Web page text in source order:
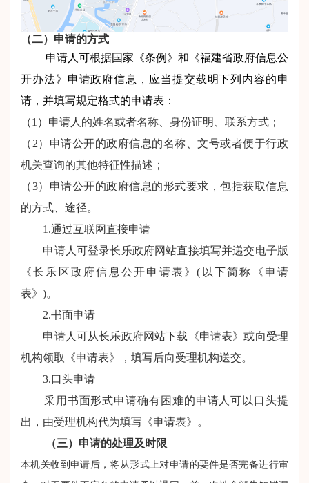
（二）申请的方式
申请人可根据国家《条例》和《福建省政府信息公
开办法》申请政府信息，应当提交载明下列内容的申
请，并填写规定格式的申请表：
（1）申请人的姓名或者名称、身份证明、联系方式；
（2）申请公开的政府信息的名称、文号或者便于行政
机关查询的其他特征性描述；
（3）申请公开的政府信息的形式要求，包括获取信息
的方式、途径。
1.通过互联网直接申请
申请人可登录长乐政府网站直接填写并递交电子版
《长乐区政府信息公开申请表》(以下简称《申请
表》)。
2.书面申请
申请人可从长乐政府网站下载《申请表》或向受理
机构领取《申请表》，填写后向受理机构送交。
3.口头申请
采用书面形式申请确有困难的申请人可以口头提
出，由受理机构代为填写《申请表》。
（三）申请的处理及时限
本机关收到申请后，将从形式上对申请的要件是否完备进行审